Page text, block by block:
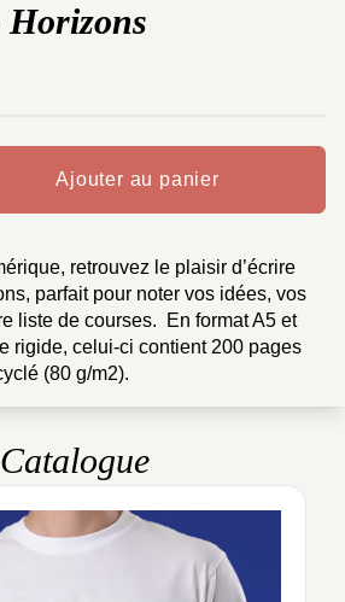
Horizons
Ajouter au panier
retrouvez le plaisir d’écrire
parfait pour noter vos idées, vos
liste de courses. En format A5 et
rigide, celui-ci contient 200 pages
(80 g/m2).
Catalogue